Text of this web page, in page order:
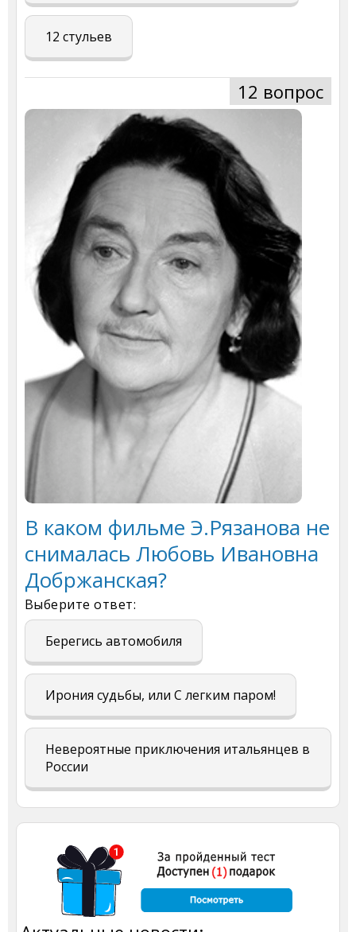
12 стульев
12 вопрос
В каком фильме Э.Рязанова не
снималась Любовь Ивановна
Добржанская?
Выберите ответ:
Берегись автомобиля
Ирония судьбы, или С легким паром!
Невероятные приключения итальянцев в
России